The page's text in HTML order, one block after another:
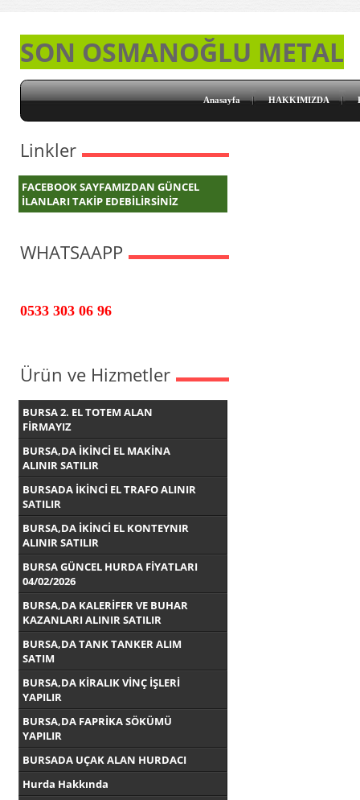
SON OSMANOĞLU METAL
Anasayfa HAKKIMIZDA
Linkler
FACEBOOK SAYFAMIZDAN GÜNCEL
İLANLARI TAKİP EDEBİLİRSİNİZ
WHATSAAPP
0533 303 06 96
Ürün ve Hizmetler
BURSA 2. EL TOTEM ALAN
FİRMAYIZ
BURSA,DA İKİNCİ EL MAKİNA
ALINIR SATILIR
BURSADA İKİNCİ EL TRAFO ALINIR
SATILIR
BURSA,DA İKİNCİ EL KONTEYNIR
ALINIR SATILIR
BURSA GÜNCEL HURDA FİYATLARI
04/02/2026
BURSA,DA KALERİFER VE BUHAR
KAZANLARI ALINIR SATILIR
BURSA,DA TANK TANKER ALIM
SATIM
BURSA,DA KİRALIK VİNÇ İŞLERİ
YAPILIR
BURSA,DA FAPRİKA SÖKÜMÜ
YAPILIR
BURSADA UÇAK ALAN HURDACI
Hurda Hakkında